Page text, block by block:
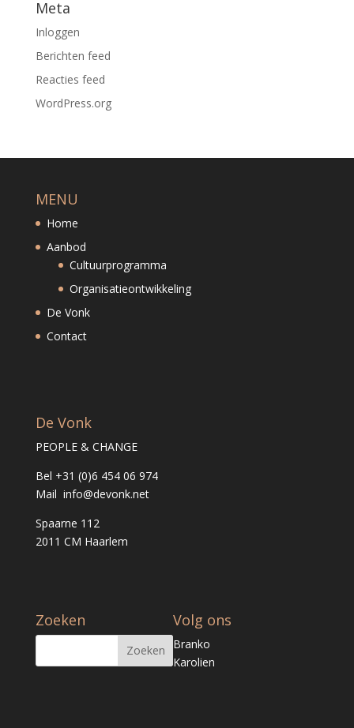
Meta
Inloggen
Berichten feed
Reacties feed
WordPress.org
MENU
Home
Aanbod
Cultuurprogramma
Organisatieontwikkeling
De Vonk
Contact
De Vonk
PEOPLE & CHANGE
Bel +31 (0)6 454 06 974
Mail info@devonk.net
Spaarne 112
2011 CM Haarlem
Zoeken Volg ons
Branko
Karolien